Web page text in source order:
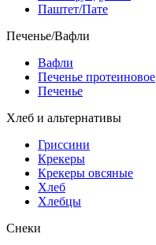
Паштет/Пате
Печенье/Вафли
Вафли
Печенье протеиновое
Печенье
Хлеб и альтернативы
Гриссини
Крекеры
Крекеры овсяные
Хлеб
Хлебцы
Снеки